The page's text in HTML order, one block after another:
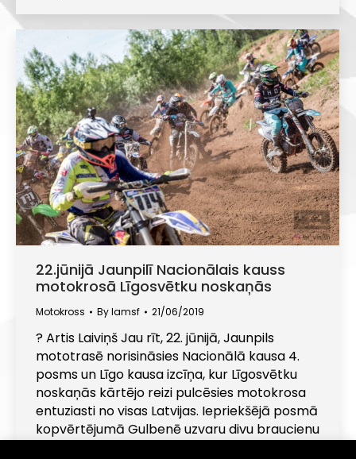
22.jūnijā Jaunpilī Nacionālais kauss
motokrosā Līgosvētku noskaņās
Motokross Bylamsf 21/06/2019
? Artis Laiviņš Jau rīt, 22. jūnijā, Jaunpils
mototrasē norisināsies Nacionālā kausa 4.
posms un Līgo kausa izcīņa, kur Līgosvētku
noskaņās kārtējo reizi pulcēsies motokrosa
entuziasti no visas Latvijas. Iepriekšējā posmā
kopvērtējumā Gulbenē uzvaru divu braucienu